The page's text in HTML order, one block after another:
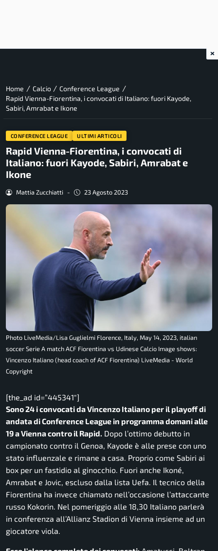
Home / Calcio / Conference League /
Rapid Vienna-Fiorentina, i convocati di Italiano: fuori Kayode,
Sabiri, Amrabat e Ikone
CONFERENCE LEAGUE ULTIMI ARTICOLI
Rapid Vienna-Fiorentina, i convocati di
Italiano: fuori Kayode, Sabiri, Amrabat e
Ikone
Mattia Zucchiatti - 23 Agosto 2023
Photo LiveMedia/Lisa Guglielmi Florence, Italy, May 14, 2023, italian
soccer Serie A match ACF Fiorentina vs Udinese Calcio Image shows:
Vincenzo Italiano (head coach of ACF Fiorentina) LiveMedia - World
Copyright
[the_ad id=”445341″]
Sono 24 i convocati da Vincenzo Italiano per il playoff di
andata di Conference League in programma domani alle
19 a Vienna contro il Rapid. Dopo l’ottimo debutto in
campionato contro il Genoa, Kayode è alle prese con uno
stato influenzale e rimane a casa. Proprio come Sabiri ai
box per un fastidio al ginocchio. Fuori anche Ikoné,
Amrabat e Jovic, escluso dalla lista Uefa. Il tecnico della
Fiorentina ha invece chiamato nell’occasione l’attaccante
russo Kokorin. Nel pomeriggio alle 18,30 Italiano parlerà
in conferenza all’Allianz Stadion di Vienna insieme ad un
giocatore viola.
×